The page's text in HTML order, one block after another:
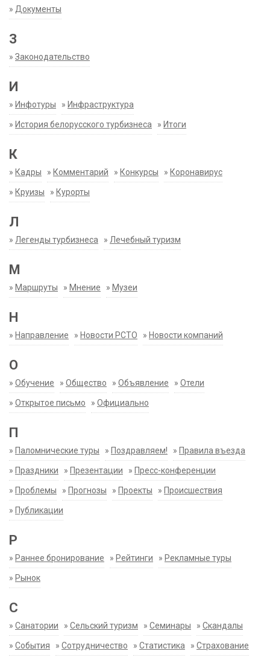
» Документы
З
» Законодательство
И
» Инфотуры » Инфраструктура
» История белорусского турбизнеса » Итоги
К
» Кадры » Комментарий » Конкурсы » Коронавирус
» Круизы » Курорты
Л
» Легенды турбизнеса » Лечебный туризм
М
» Маршруты » Мнение » Музеи
Н
» Направление » Новости РСТО » Новости компаний
О
» Обучение » Общество » Объявление » Отели
» Открытое письмо » Официально
П
» Паломнические туры » Поздравляем! » Правила въезда
» Праздники » Презентации » Пресс-конференции
» Проблемы » Прогнозы » Проекты » Происшествия
» Публикации
Р
» Раннее бронирование » Рейтинги » Рекламные туры
» Рынок
С
» Санатории » Сельский туризм » Семинары » Скандалы
» События » Сотрудничество » Статистика » Страхование